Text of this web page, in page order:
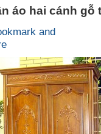
áo hai cánh gỗ